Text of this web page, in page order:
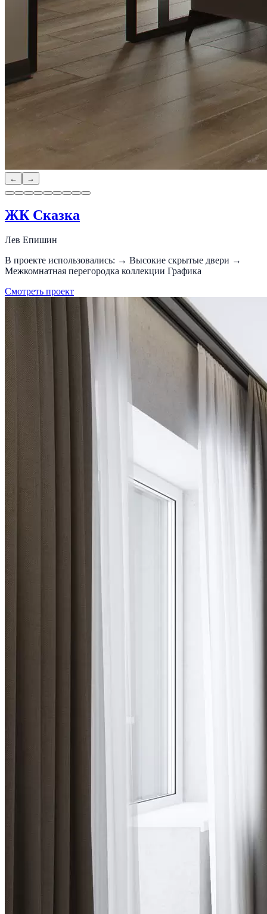
← →
ЖК Сказка
Лев Епишин
В проекте использовались: → Высокие скрытые двери →
Межкомнатная перегородка коллекции Графика
Смотреть проект